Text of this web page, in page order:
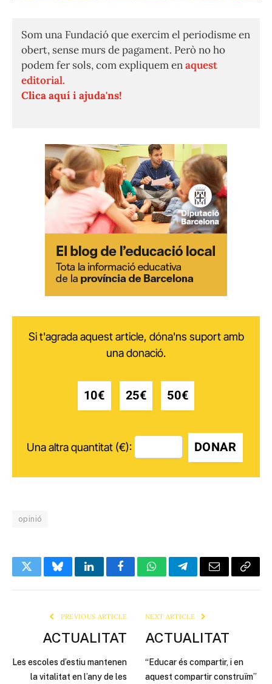
Som una Fundació que exercim el periodisme en
obert, sense murs de pagament. Però no ho
podem fer sols, com expliquem enaquest
editorial.
Clica aquí i ajuda'ns!
Si t'agrada aquest article, dóna'ns suport amb
una donació.
10€ 25€ 50€
Una altra quantitat (€): DONAR
opinió
TwitterBlueskyLinkedInFacebookWhatsAppTelegramEmail Copy
PREVIOUS ARTICLE
ACTUALITAT
Les escoles d’estiu mantenen
la vitalitat en l’any de les
NEXT ARTICLE
ACTUALITAT
“Educar és compartir, i en
aquest compartir construïm”